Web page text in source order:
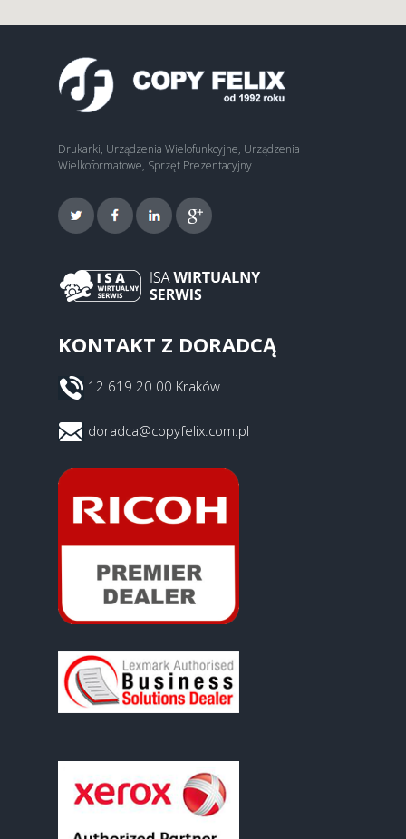
Drukarki, Urządzenia Wielofunkcyjne, Urządzenia
Wielkoformatowe, Sprzęt Prezentacyjny
KONTAKT Z DORADCĄ
12 619 20 00 Kraków
doradca@copyfelix.com.pl